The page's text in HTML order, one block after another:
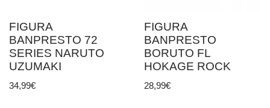
FIGURA
BANPRESTO 72
SERIES NARUTO
UZUMAKI
34,99€
FIGURA
BANPRESTO
BORUTO FL
HOKAGE ROCK
28,99€